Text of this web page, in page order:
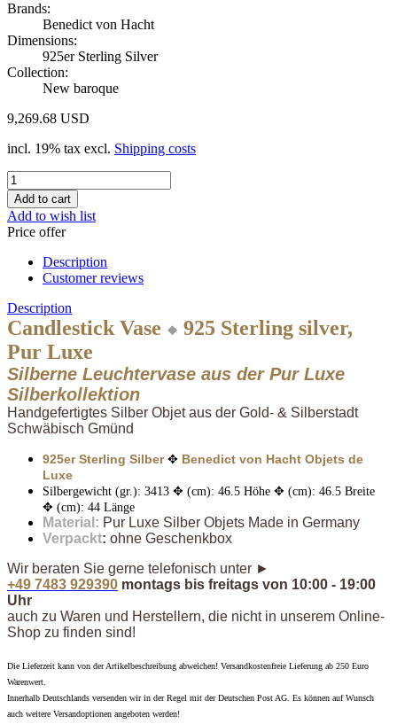
Brands:
Benedict von Hacht
Dimensions:
925er Sterling Silver
Collection:
New baroque
9,269.68 USD
incl. 19% tax excl. Shipping costs
Add to wish list
Price offer
Description
Customer reviews
Description
Candlestick Vase ❖ 925 Sterling silver,
Pur Luxe
Silberne Leuchtervase aus der Pur Luxe
Silberkollektion
Handgefertigtes Silber Objet aus der Gold- & Silberstadt
Schwäbisch Gmünd
925er Sterling Silber ✥ Benedict von Hacht Objets de
Luxe
Silbergewicht (gr.): 3413 ✥ (cm): 46.5 Höhe ✥ (cm): 46.5 Breite
✥ (cm): 44 Länge
Material: Pur Luxe Silber Objets Made in Germany
Verpackt: ohne Geschenkbox
Wir beraten Sie gerne telefonisch unter ►
+49 7483 929390 montags bis freitags von 10:00 - 19:00
Uhr
auch zu Waren und Herstellern, die nicht in unserem Online-
Shop zu finden sind!
Die Lieferzeit kann von der Artikelbeschreibung abweichen! Versandkostenfreie Lieferung ab 250 Euro
Warenwert.
Innerhalb Deutschlands versenden wir in der Regel mit der Deutschen Post AG. Es können auf Wunsch
auch weitere Versandoptionen angeboten werden!